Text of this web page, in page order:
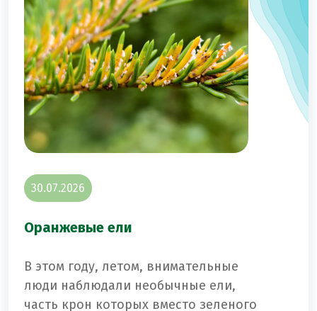
30.07.2026
Оранжевые ели
В этом году, летом, внимательные
люди наблюдали необычные ели,
часть крон которых вместо зеленого